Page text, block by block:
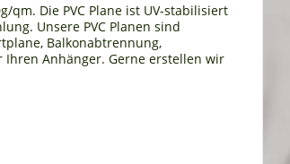
qm. Die PVC Plane ist UV-stabilisiert
Unsere PVC Planen sind
Balkonabtrennung,
Anhänger. Gerne erstellen wir